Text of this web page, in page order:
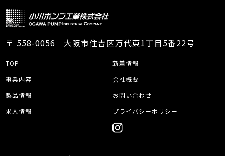
〒 558-0056 大阪市住吉区万代東1丁目5番22号
TOP
新着情報
事業内容
会社概要
製品情報
お問い合わせ
求人情報
プライバシーポリシー